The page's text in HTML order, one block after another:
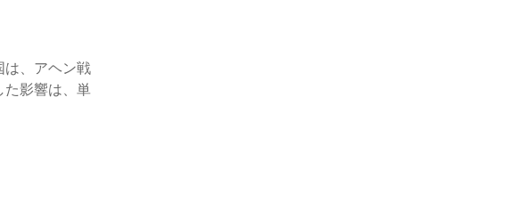
は、アヘン戦
た影響は、単